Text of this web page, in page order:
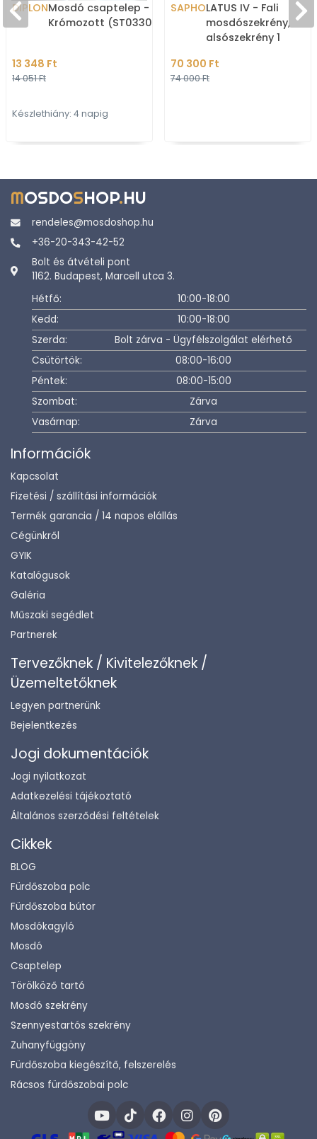
DIPLONMosdó csaptelep -
Krómozott (ST03302)
13 348 Ft
14 051 Ft
Készlethiány: 4 napig
SAPHOLATUS IV - Fali
mosdószekrény,
alsószekrény 1
Ezüst tölgy színű MDF
(mosdó
70 300 Ft
74 000 Ft
MOSDOSHOP.HU
rendeles@mosdoshop.hu
+36-20-343-42-52
Bolt és átvételi pont
1162. Budapest, Marcell utca 3.
Hétfő:
10:00-18:00
Kedd:
10:00-18:00
Szerda:
Bolt zárva - Ügyfélszolgálat elérhető
Csütörtök:
08:00-16:00
Péntek:
08:00-15:00
Szombat:
Zárva
Vasárnap:
Zárva
Információk
Kapcsolat
Fizetési / szállítási információk
Termék garancia / 14 napos elállás
Cégünkről
GYIK
Katalógusok
Galéria
Műszaki segédlet
Partnerek
Tervezőknek / Kivitelezőknek /
Üzemeltetőknek
Legyen partnerünk
Bejelentkezés
Jogi dokumentációk
Jogi nyilatkozat
Adatkezelési tájékoztató
Általános szerződési feltételek
Cikkek
BLOG
Fürdőszoba polc
Fürdőszoba bútor
Mosdókagyló
Mosdó
Csaptelep
Törölköző tartó
Mosdó szekrény
Szennyestartós szekrény
Zuhanyfüggöny
Fürdőszoba kiegészítő, felszerelés
Rácsos fürdőszobai polc